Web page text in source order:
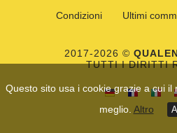
Questo sito usa i cookie grazie a cui
meglio. Altro
Condizioni
Ultimi
2017-2026 ©
TUTTI I DIRITTI